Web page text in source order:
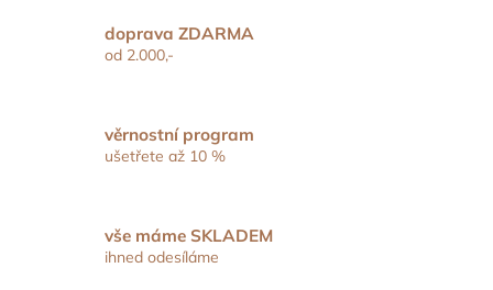
doprava ZDARMA
od 2.000,-
věrnostní program
ušetřete až 10 %
vše máme SKLADEM
ihned odesíláme